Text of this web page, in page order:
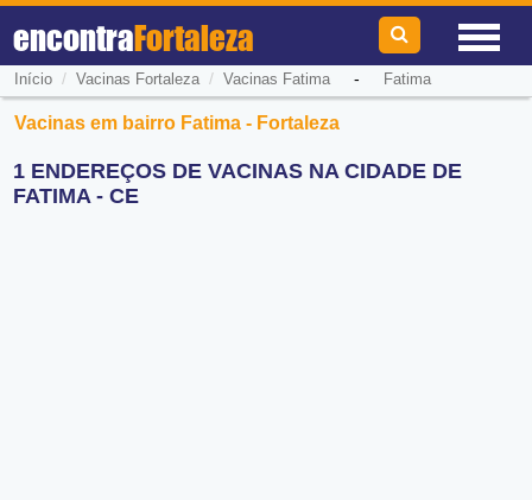
encontraFortaleza
Início / Vacinas Fortaleza/ Vacinas Fatima- Fatima
Vacinas em bairro Fatima - Fortaleza
1 ENDEREÇOS DE VACINAS NA CIDADE DE
FATIMA - CE